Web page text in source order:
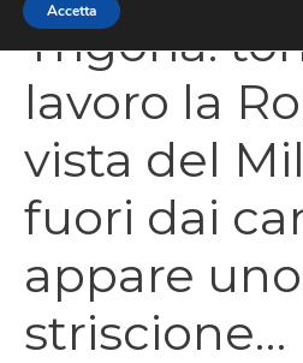
Trigoria:
lavoro la
vista del
fuori dai
appare uno
striscione…
Accetta